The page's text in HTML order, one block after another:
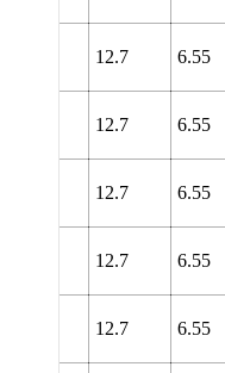
12.7 6.55
12.7 6.55
12.7 6.55
12.7 6.55
12.7 6.55